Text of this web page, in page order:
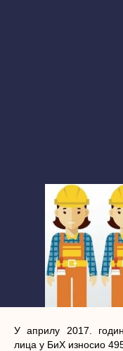
У aприлу 2017.
лица у БиХ изнoсиo